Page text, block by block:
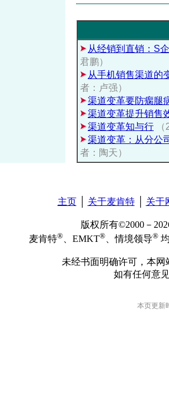
从经销到直销：S
君鹏）
从手机销售渠道的
者：卢强）
渠道变革要防瘸腿
渠道变革提升销售
渠道变革知与行
渠道变革：从分公
者：陶天）
主页│ 关于麦肯特│ 关于
版权所有©2000－
麦肯特® 、EMKT® 、情境领导®
未经书面明确许可，本
如有任何意
本页更新